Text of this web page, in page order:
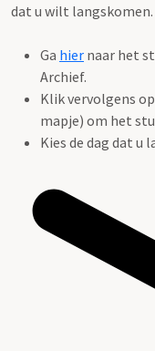
dat u wilt
Ga hier naar het
Archief.
Klik vervolgens
mapje) om het
Kies de dag dat u